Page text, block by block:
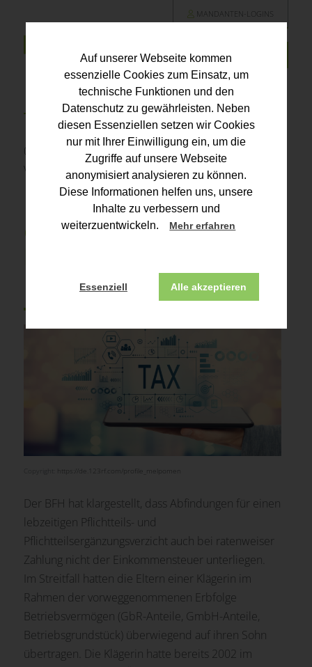
Auf unserer Webseite kommen
essenzielle Cookies zum Einsatz, um
technische Funktionen und den
Datenschutz zu gewährleisten. Neben
diesen Essenziellen setzen wir Cookies
nur mit Ihrer Einwilligung ein, um die
Zugriffe auf unsere Webseite
anonymisiert analysieren zu können.
Diese Informationen helfen uns, unsere
Inhalte zu verbessern und
weiterzuentwickeln.
Mehr erfahren
Essenziell Alle akzeptieren
MANDANTEN-LOGINS
08.04.2026 | Einkommensteuer und persönliche
Vorsorge
Ratenweise Erfüllung
einer Abfindung für einen
Pflichtteilsverzicht
https://de.123rf.com/profile_melpomen
Der BFH hat klargestellt, dass Abfindungen für einen
lebzeitigen Pflichtteils- und
Pflichtteilsergänzungsverzicht auch bei ratenweiser
Zahlung nicht der Einkommensteuer unterliegen.
Im Streitfall hatten die Eltern einer Klägerin im
Rahmen der vorweggenommenen Erbfolge
Betriebsvermögen (GbR-Anteile, GmbH-Anteile,
Betriebsgrundstück) überwiegend auf ihren Sohn
übertragen. Die Klägerin hatte bereits 2002 im